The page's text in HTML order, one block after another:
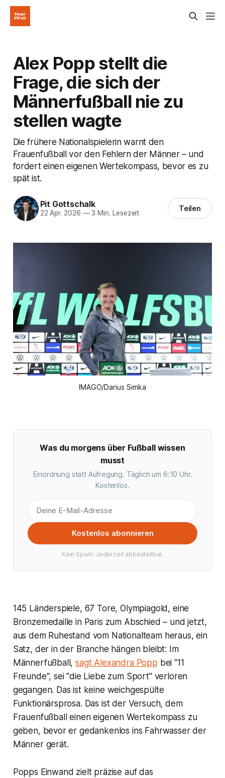
Alex Popp stellt die
Frage, die sich der
Männerfußball nie zu
stellen wagte
Die frühere Nationalspielerin warnt den
Frauenfußball vor den Fehlern der Männer – und
fordert einen eigenen Wertekompass, bevor es zu
spät ist.
Pit Gottschalk
22 Apr. 2026 —3 Min. Lesezeit Teilen
IMAGO/Darius Simka
Was du morgens über Fußball wissen
musst
Einordnung statt Aufregung. Täglich um 6:10 Uhr.
Kostenlos.
Kostenlos abonnieren
Kein Spam. Jederzeit abbestellbar.
145 Länderspiele, 67 Tore, Olympiagold, eine
Bronzemedaille in Paris zum Abschied – und jetzt,
aus dem Ruhestand vom Nationalteam heraus, ein
Satz, der in der Branche hängen bleibt: Im
Männerfußball,sagt Alexandra Popp bei "11
Freunde", sei "die Liebe zum Sport" verloren
gegangen. Das ist keine weichgespülte
Funktionärsprosa. Das ist der Versuch, dem
Frauenfußball einen eigenen Wertekompass zu
geben, bevor er gedankenlos ins Fahrwasser der
Männer gerät.
Popps Einwand zielt präzise auf das